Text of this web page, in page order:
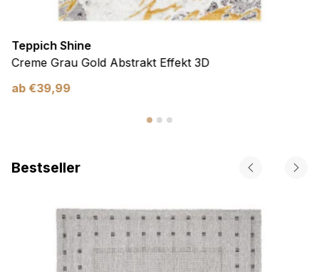
Teppich Shine
Creme Grau Gold Abstrakt Effekt 3D
ab €39,99
Bestseller